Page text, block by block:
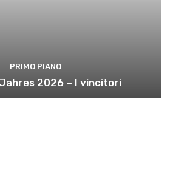
PRIMO PIANO
2026 – I vincitori